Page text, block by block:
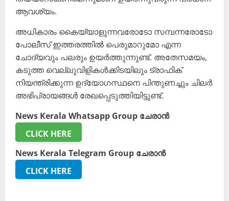
ആവശ്യം.
അധികാരം കൈയ്യാളുന്നവരോടോ സമ്പന്നരോടോ
പോലീസ് ഇത്തരത്തിൽ പെരുമാറുമോ എന്ന
ചോദ്യവും പലരും ഉയർത്തുന്നുണ്ട്. അതേസമയം,
കടുത്ത വെല്ലുവിളികൾക്കിടയിലും ട്രാഫിക്
നിയന്ത്രിക്കുന്ന ഉദ്യോഗസ്ഥനെ പിന്തുണച്ചും ചിലർ
അഭിപ്രായങ്ങൾ രേഖപ്പെടുത്തിയിട്ടുണ്ട്.
News Kerala Whatsapp Group ചേരാൻ
CLICK HERE
News Kerala Telegram Group ചേരാൻ
CLICK HERE